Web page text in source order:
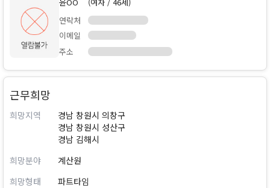
연락처
이메일
주소
근무희망
희망지역
경남 창원시 의창구
경남 창원시 성산구
경남 김해시
희망분야
계산원
희망형태
파트타임